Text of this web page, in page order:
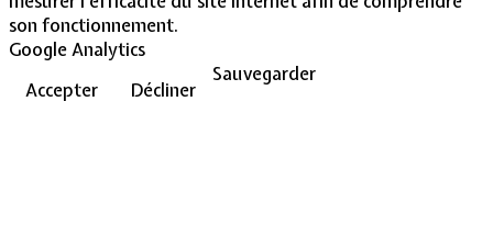
son fonctionnement.
Google Analytics
Accepter
Décliner
Sauvegarder